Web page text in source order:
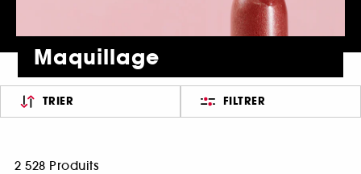
Maquillage
TRIER FILTRER
2 528 Produits